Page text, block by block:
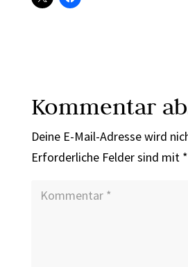
Kommentar
Deine E-Mail-Adresse wird
Erforderliche Felder sind mit *